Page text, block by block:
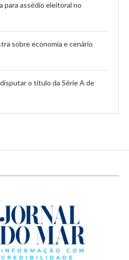
para assédio eleitoral no
sobre economia e cenário
o título da Série A de